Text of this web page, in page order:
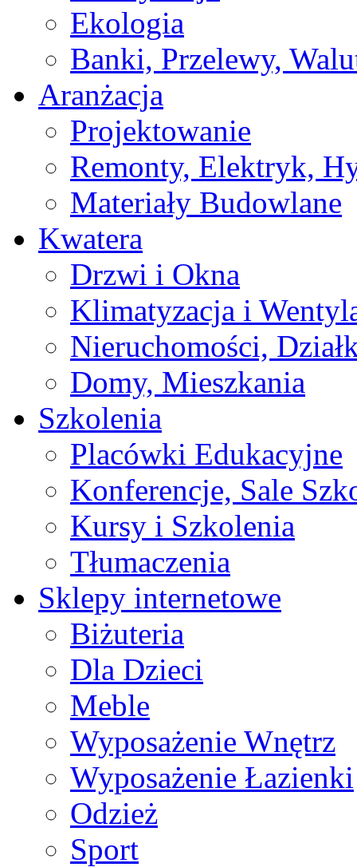
Ekologia
Banki, Przelewy,
Aranżacja
Projektowanie
Remonty, Elektryk,
Materiały Budowlane
Kwatera
Drzwi i Okna
Klimatyzacja i
Nieruchomości,
Domy, Mieszkania
Szkolenia
Placówki Edukacyjne
Konferencje, Sale
Kursy i Szkolenia
Tłumaczenia
Sklepy internetowe
Biżuteria
Dla Dzieci
Meble
Wyposażenie Wnętrz
Wyposażenie Łazienki
Odzież
Sport